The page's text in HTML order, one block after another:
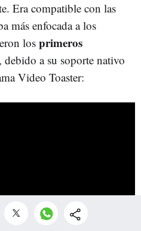
Era compatible con las
más enfocada a los
los primeros
, debido a su soporte nativo
Video Toaster: